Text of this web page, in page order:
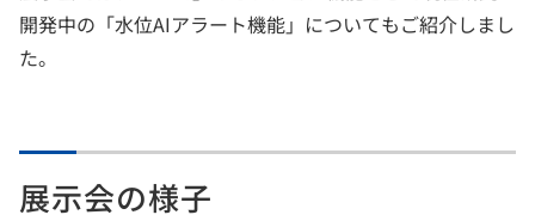
開発中の「水位AIアラート機能」についてもご紹介しまし
た。
展示会の様子